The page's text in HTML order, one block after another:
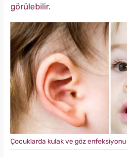
görülebilir.
Çocuklarda kulak ve göz enfeksiyonu